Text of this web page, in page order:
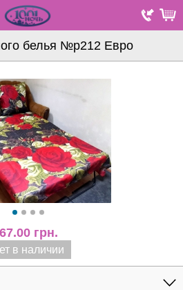
белья №р212 Евро
грн.
в наличии